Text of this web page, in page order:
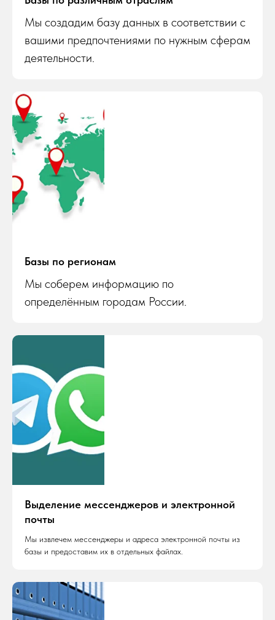
Мы создадим базу данных в соответствии с
вашими предпочтениями по нужным сферам
деятельности.
Базы по регионам
Мы соберем информацию по
определённым городам России.
Выделение мессенджеров и электронной
почты
Мы извлечем мессенджеры и адреса электронной почты из
базы и предоставим их в отдельных файлах.